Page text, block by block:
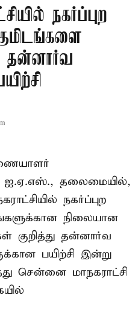
நகர்ப்புற
தன்னார்வ
தலைமையில்,
நகர்ப்புற
நிலையான
குறித்து தன்னார்வ
பயிற்சி இன்று
சென்னை மாநகராட்சி